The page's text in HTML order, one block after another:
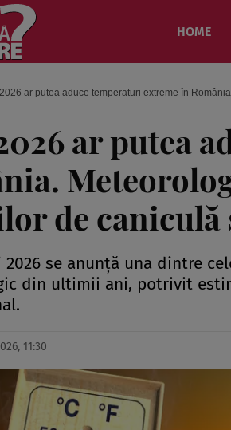
HOME
ar putea aduce temperaturi extreme în
ar putea
de
2026 se anunță una dintre
din ultimii ani, potrivit
11:30